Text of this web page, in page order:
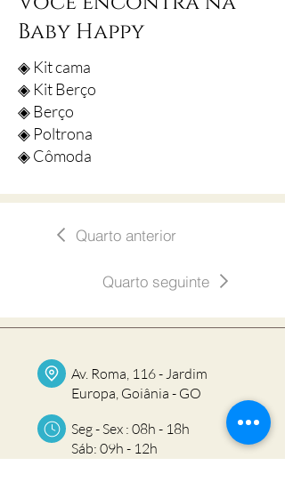
Baby Happy
◈ Kit cama
◈ Kit Berço
◈ Berço
◈ Poltrona
◈ Cômoda
Quarto anterior
Quarto seguinte
Av. Roma, 116 - Jardim
Europa, Goiânia - GO
Seg - Sex : 08h - 18h
Sáb: 09h - 12h